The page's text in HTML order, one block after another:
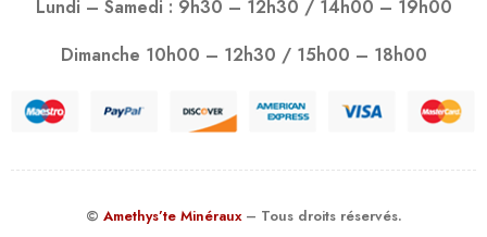
Lundi – Samedi : 9h30 – 12h30 / 14h00 – 19h00
Dimanche 10h00 – 12h30 / 15h00 – 18h00
© Amethys’te Minéraux – Tous droits réservés.